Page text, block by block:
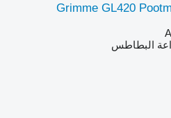
Grimme GL420
البطاطس